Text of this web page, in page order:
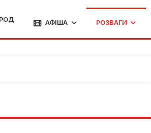
АФІША РОЗВАГИ